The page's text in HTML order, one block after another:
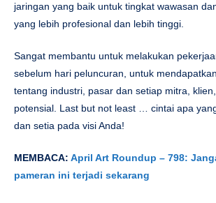
jaringan yang baik untuk tingkat wawasan
yang lebih profesional dan lebih tinggi.
Sangat membantu untuk melakukan
sebelum hari peluncuran, untuk
tentang industri, pasar dan setiap mitra,
potensial. Last but not least … cintai apa
dan setia pada visi Anda!
MEMBACA: April Art Roundup – 798:
pameran ini terjadi sekarang